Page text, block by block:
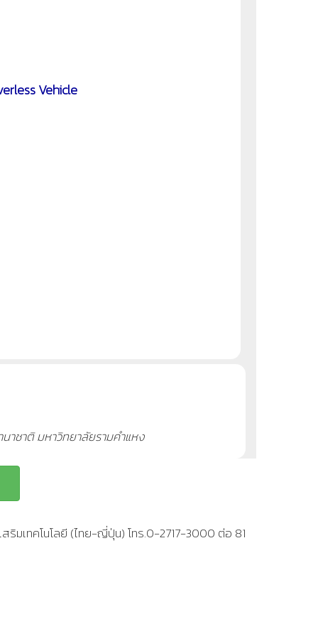
Vehicle
าชาติ มหาวิทยาลัยรามคำแหง
ริมเทคโนโลยี (ไทย-ญี่ปุ่น) โทร.0-2717-3000 ต่อ 81